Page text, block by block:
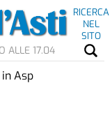
RICERCA
NEL
SITO
ALLE 17.04